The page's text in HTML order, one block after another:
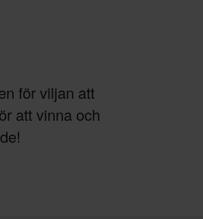
för viljan att
att vinna och